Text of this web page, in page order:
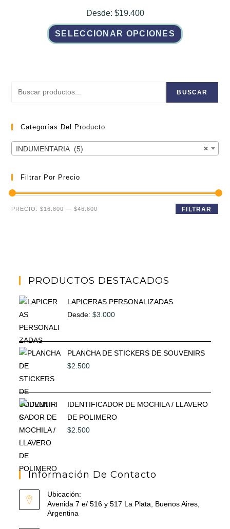
Desde: $19.400
SELECCIONAR OPCIONES
pueden
elegir
BUSCAR
Categorías Del Producto
×
INDUMENTARIA (5)
Filtrar Por Precio
Precio
Precio
FILTRAR
PRECIO:$16.800 —$46.600
PRODUCTOS DESTACADOS
LAPICERAS PERSONALIZADAS
Desde:$3.000
PLANCHA DE STICKERS DE SOUVENIRS
$2.500
IDENTIFICADOR DE MOCHILA / LLAVERO
DE POLIMERO
$2.500
Información De Contacto
Ubicación:
Avenida 7 e/ 516 y 517 La Plata, Buenos Aires,
Argentina